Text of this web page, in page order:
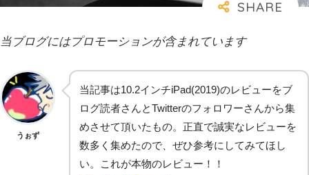
当ブログにはプロモーションが含まれています
うぉず
当記事は10.2インチiPad(2019)のレビューをブ
ログ読者さんとTwitterのフォロワーさんから集
めさせて頂いたもの。正直で誠実なレビューを
数多く集めたので、ぜひ参考にしてみてほし
い。これが本物のレビュー！！